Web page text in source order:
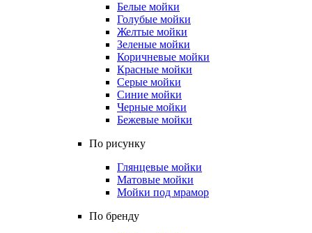
Белые мойки
Голубые мойки
Желтые мойки
Зеленые мойки
Коричневые мойки
Красные мойки
Серые мойки
Синие мойки
Черные мойки
Бежевые мойки
По рисунку
Глянцевые мойки
Матовые мойки
Мойки под мрамор
По бренду